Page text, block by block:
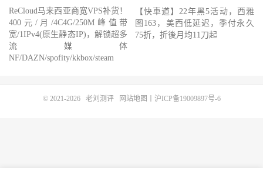
ReCloud马来西亚商宽VPS补货！
400元/月/4C4G/250M峰值带
宽/1IPv4(原生静态IP)，解锁超多
流媒体
NF/DAZN/spofity/kkbox/steam
【快車道】22年黑5活动，西雅
图163，美西低延迟，季付永久
75折，折後月均11刀起
© 2021-2026 老刘测评 网站地图 沪ICP备19009897号-6